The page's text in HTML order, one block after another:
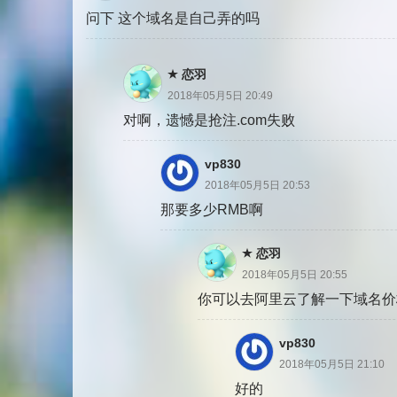
问下 这个域名是自己弄的吗
恋羽
2018年05月5日 20:49
对啊，遗憾是抢注.com失败
vp830
2018年05月5日 20:53
那要多少RMB啊
恋羽
2018年05月5日 20:55
你可以去阿里云了解一下域名
vp830
2018年05月5日 21:10
好的